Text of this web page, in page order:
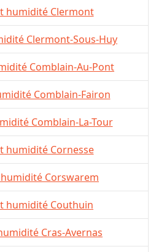
humidité Clermont
Clermont-Sous-Huy
Comblain-Au-Pont
Comblain-Fairon
Comblain-La-Tour
humidité Cornesse
Corswarem
humidité Couthuin
Cras-Avernas